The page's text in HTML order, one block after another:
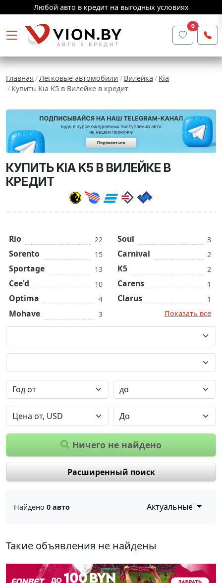
Любой авто в кредит на выгодных условиях
0
Главная Легковые автомобили Вилейка
Kia
Купить Kia K5 в Вилейке в кредит
КУПИТЬ KIA K5 В ВИЛЕЙКЕ В
КРЕДИТ
Rio 22
Sorento 15
Sportage 13
Cee'd 10
Optima 4
Mohave 3
Soul 3
Carnival 2
K5 2
Carens 1
Clarus
1
Показать все
Ничего не найдено
Расширенный поиск
Найдено 0 авто Актуальные
Такие объявления не найдены